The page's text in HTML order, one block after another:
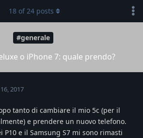
#generale
o iPhone 7: quale prendo?
18 of24 posts
2017
tanto di cambiare il mio 5c (per il
e prendere un nuovo telefono.
P10 e il Samsung S7 mi sono rimasti